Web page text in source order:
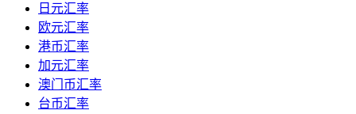
日元汇率
欧元汇率
港币汇率
加元汇率
澳门币汇率
台币汇率